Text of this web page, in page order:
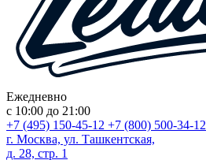
Ежедневно
с 10:00 до 21:00
+7 (495) 150-45-12 +7 (800) 500-34-12
г. Москва, ул. Ташкентская,
д. 28, стр. 1